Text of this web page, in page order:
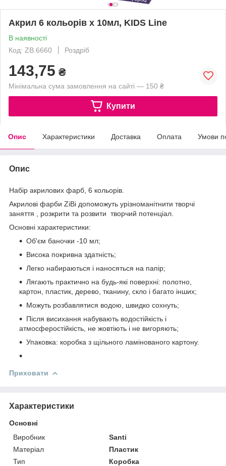
Акрил 6 кольорів х 10мл, KIDS Line
В наявності
Код: ZB.6660
Роздріб
143,75 ₴
Мінімальна сума замовлення на сайті — 150 ₴
Купити
Опис Характеристики Доставка Оплата Умови
Опис
Набір акрилових фарб, 6 кольорів.
Акрилові фарби ZiBi допоможуть урізноманітнити творчі
заняття , розкрити та розвити творчий потенціал.
Основні характеристики:
Об'єм баночки -10 мл;
Висока покривна здатність;
Легко набираються і наносяться на папір;
Лягають практично на будь-які поверхні: полотно,
картон, пластик, дерево, тканину, скло і багато інших;
Можуть розбавлятися водою, швидко сохнуть;
Після висихання набувають водостійкість і
атмосферостійкість, не жовтіють і не вигоряють;
Упаковка: коробка з щільного ламінованого картону.
Приховати
Характеристики
Основні
Виробник
Santi
Матеріал
Пластик
Тип
Коробка